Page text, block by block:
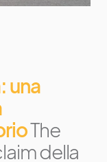
una
The
della